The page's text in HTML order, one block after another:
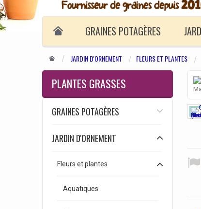
GRAINES POTAGÈRES
JARDIN D'ORNEMENT FLEURS ET PLANTES
PLANTES GRASSES
GRAINES POTAGÈRES
JARDIN D'ORNEMENT
Fleurs et plantes
Aquatiques